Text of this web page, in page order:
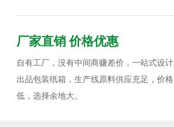
厂家直销 价格优惠
自有工厂，没有中间商赚差价，一站式设计
出品包装纸箱，生产线原料供应充足，价格
低，选择余地大。